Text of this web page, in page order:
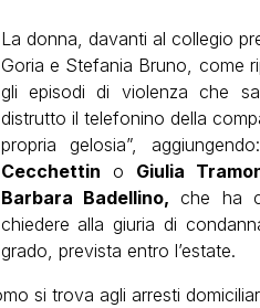
La donna, davanti al collegio
Goria e Stefania Bruno, come
gli episodi di violenza che
distrutto il telefonino della
propria gelosia”,
Cecchettin o Giulia
Barbara Badellino, che ha
chiedere alla giuria di
grado, prevista entro l’estate.
si trova agli arresti